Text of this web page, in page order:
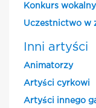
Konkurs wokalny
Uczestnictwo w
Inni artyści
Animatorzy
Artyści cyrkowi
Artyści innego